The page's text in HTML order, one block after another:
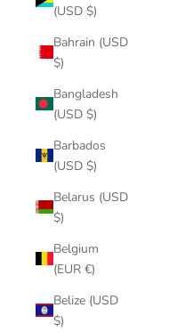
(USD $)
Bahrain (USD
$)
Bangladesh
(USD $)
Barbados
(USD $)
Belarus (USD
$)
Belgium
(EUR €)
Belize (USD
$)